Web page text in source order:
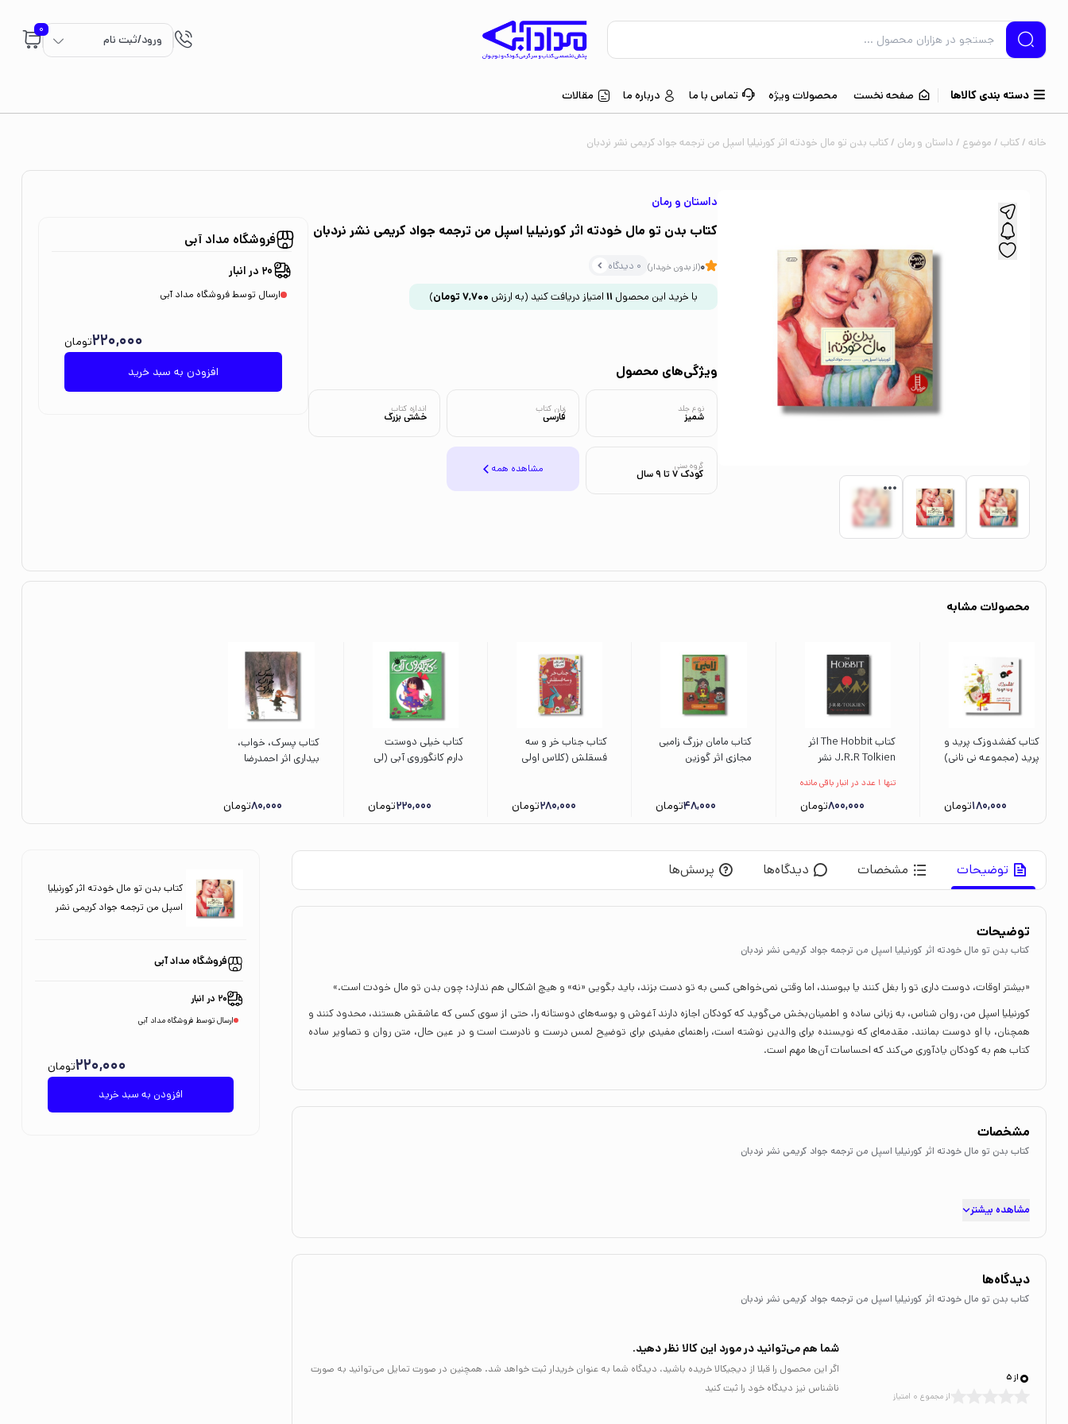
ورود/ثبت نام
0
دسته بندی کالاها صفحه نخست محصولات ویژه تماس با ما درباره ما مقالات
خانه/کتاب/ موضوع / داستان و رمان / کتاب بدن تو مال خودته اثر کورنیلیا اسپل من ترجمه جواد کریمی نشر نردبان
داستان و رمان
کتاب بدن تو مال خودته اثر کورنیلیا اسپل من ترجمه جواد کریمی نشر نردبان
0(از بدون خریدار) 0 دیدگاه
با خرید این محصول11 امتیاز دریافت کنید (به ارزش 7,700 تومان)
ویژگی‌های محصول
نوع جلد
شمیز
زبان کتاب
فارسی
اندازه کتاب
خشتی بزرگ
گروه سنی
کودک 7 تا 9 سال مشاهده همه
فروشگاه مداد آبی
20 در انبار
ارسال توسط فروشگاه مداد آبی
افزودن به سبد خرید
220,000تومان
محصولات مشابه
کتاب کفشدوزک پرید و
پرید (مجموعه نی نانی)
180,000تومان
کتاب The Hobbit اثر
J.R.R Tolkien نشر
تنها 1 عدد در انبار باقی مانده
800,000تومان
کتاب مامان بزرگ زامبی
مجازی اثر گوزین
48,000تومان
کتاب جناب خر و سه
فسقلش (کلاس اولی
280,000تومان
کتاب خیلی دوستت
دارم کانگوروی آبی (لی
ترجمه مریم رزاقی نشر
زعفران
220,000تومان
کتاب پسرک، خواب،
بیداری اثر احمدرضا
80,000تومان
توضیحات مشخصات دیدگاه‌ها پرسش‌ها
توضیحات
کتاب بدن تو مال خودته اثر کورنیلیا اسپل من ترجمه جواد کریمی نشر نردبان
«بیشتر اوقات، دوست داری تو را بغل کنند یا ببوسند، اما وقتی نمی‌خواهی کسی به تو دست بزند، باید بگویی «نه» و هیچ اشکالی هم ندارد؛ چون بدن تو مال خودت است.»
کورنیلیا اسپل‌ من، روان شناس، به زبانی ساده و اطمینان‌بخش می‌گوید که کودکان اجازه دارند آغوش و بوسه‌های دوستانه را، حتی از سوی کسی که عاشقش هستند، محدود کنند و
همچنان، با او دوست بمانند. مقدمه‌ای که نویسنده برای والدین نوشته است، راهنمای مفیدی برای توضیح لمس درست و نادرست است و در عین‌ حال، متن روان و تصاویر ساده
کتاب هم به کودکان یادآوری می‌کند که احساسات آن‌ها مهم است.
مشخصات
کتاب بدن تو مال خودته اثر کورنیلیا اسپل من ترجمه جواد کریمی نشر نردبان
مشاهده بیشتر
دیدگاه‌ها
کتاب بدن تو مال خودته اثر کورنیلیا اسپل من ترجمه جواد کریمی نشر نردبان
0 از 5
از مجموع 0 امتیاز
شما هم می‌توانید در مورد این کالا نظر دهید.
اگر این محصول را قبلا از دیجیکالا خریده باشید، دیدگاه شما به عنوان خریدار ثبت خواهد شد. همچنین در صورت تمایل می‌توانید به صورت
ناشناس نیز دیدگاه خود را ثبت کنید
کتاب بدن تو مال خودته اثر کورنیلیا
اسپل من ترجمه جواد کریمی نشر
فروشگاه مداد آبی
20 در انبار
ارسال توسط فروشگاه مداد آبی
افزودن به سبد خرید
220,000تومان